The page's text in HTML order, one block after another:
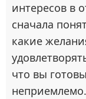
интересов в
сначала
какие
что вы